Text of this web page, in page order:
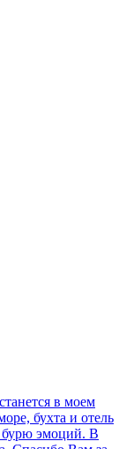
в моем
бухта и отель
бурю эмоций. В